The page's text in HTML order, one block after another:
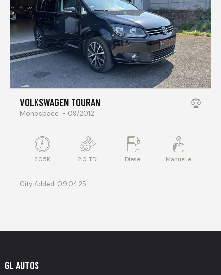
VOLKSWAGEN TOURAN
Monospace 09/2012
205K 2.0 TDI Diesel Manuelle
City:Added: 09.04.25
GL AUTOS